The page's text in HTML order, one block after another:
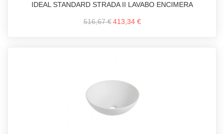
IDEAL STANDARD STRADA II LAVABO ENCIMERA
516,67 € 413,34 €